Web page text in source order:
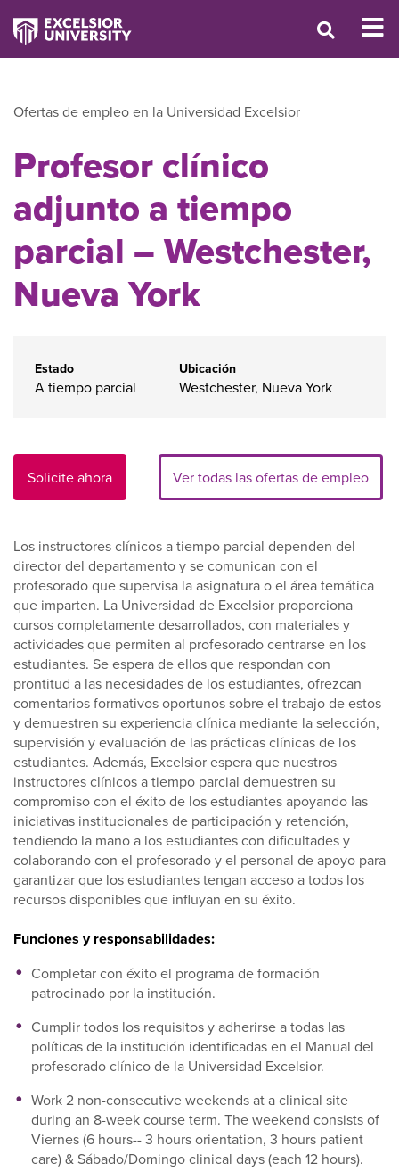
Ofertas de empleo en la Universidad Excelsior
Profesor clínico
adjunto a tiempo
parcial – Westchester,
Nueva York
Estado
A tiempo parcial
Ubicación
Westchester, Nueva York
Solicite ahora Ver todas las ofertas de empleo
Los instructores clínicos a tiempo parcial dependen del
director del departamento y se comunican con el
profesorado que supervisa la asignatura o el área temática
que imparten. La Universidad de Excelsior proporciona
cursos completamente desarrollados, con materiales y
actividades que permiten al profesorado centrarse en los
estudiantes. Se espera de ellos que respondan con
prontitud a las necesidades de los estudiantes, ofrezcan
comentarios formativos oportunos sobre el trabajo de estos
y demuestren su experiencia clínica mediante la selección,
supervisión y evaluación de las prácticas clínicas de los
estudiantes. Además, Excelsior espera que nuestros
instructores clínicos a tiempo parcial demuestren su
compromiso con el éxito de los estudiantes apoyando las
iniciativas institucionales de participación y retención,
tendiendo la mano a los estudiantes con dificultades y
colaborando con el profesorado y el personal de apoyo para
garantizar que los estudiantes tengan acceso a todos los
recursos disponibles que influyan en su éxito.
Funciones y responsabilidades:
Completar con éxito el programa de formación
patrocinado por la institución.
Cumplir todos los requisitos y adherirse a todas las
políticas de la institución identificadas en el Manual del
profesorado clínico de la Universidad Excelsior.
Work 2 non-consecutive weekends at a clinical site
during an 8-week course term. The weekend consists of
Viernes (6 hours-- 3 hours orientation, 3 hours patient
care) & Sábado/Domingo clinical days (each 12 hours).